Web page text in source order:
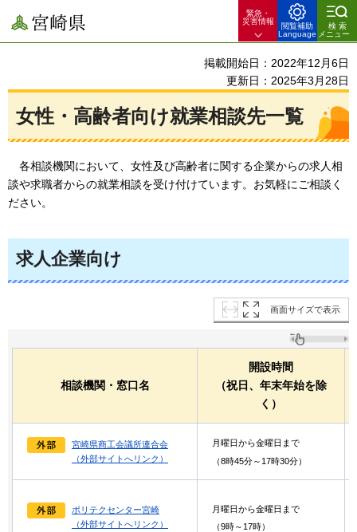
宮崎県
緊急・
災害情報
閲覧補助
Language
検索
メニュー
掲載開始日：2022年12月6日
更新日：2025年3月28日
女性・高齢者向け就業相談先一覧
各相談機関において、女性及び高齢者に関する企業からの求人相
談や求職者からの就業相談を受け付けています。お気軽にご相談く
ださい。
求人企業向け
画面サイズで表示
相談機関・窓口名
開設時間
（祝日、年末年始を除
く）
宮崎県商工会議所連合会
（外部サイトへリンク）
月曜日から金曜日まで
（8時45分～17時30分）
ポリテクセンター宮崎
（外部サイトへリンク）
月曜日から金曜日まで
（9時～17時）